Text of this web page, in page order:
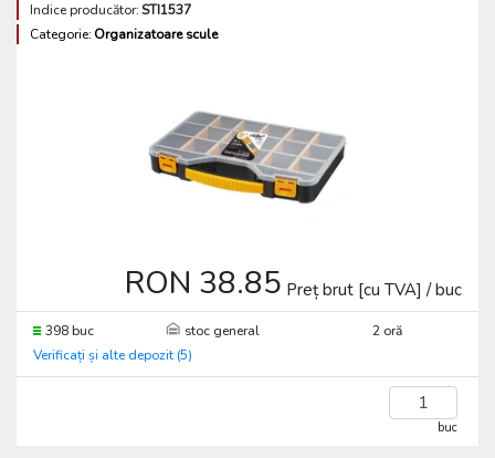
Indice producător:STI1537
Categorie: Organizatoare scule
RON 38.85 Preț brut [cu TVA] / buc
398 buc stoc general
2 oră
Verificați și alte depozit (5)
buc